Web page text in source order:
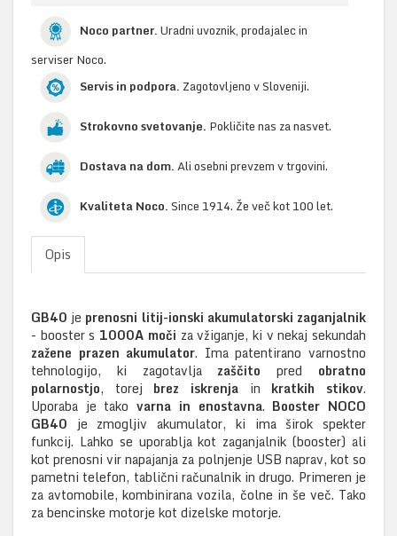
Noco partner.Uradni uvoznik, prodajalec in
serviser Noco.
Servis in podpora. Zagotovljeno v Sloveniji.
Strokovno svetovanje. Pokličite nas za nasvet.
Dostava na dom.Ali osebni prevzem v trgovini.
Kvaliteta Noco.Since 1914. Že več kot 100 let.
Opis
GB40 je prenosni litij-ionski akumulatorski zaganjalnik
- booster s 1000A moči za vžiganje, ki v nekaj sekundah
zažene prazen akumulator. Ima patentirano varnostno
tehnologijo, ki zagotavlja zaščito pred obratno
polarnostjo, torej brez iskrenja in kratkih stikov.
Uporaba je takovarna in enostavna. Booster NOCO
GB40 je zmogljiv akumulator, ki ima širok spekter
funkcij. Lahko se uporablja kot zaganjalnik (booster) ali
kot prenosni vir napajanja za polnjenje USB naprav, kot so
pametni telefon, tablični računalnik in drugo. Primeren je
za avtomobile, kombinirana vozila, čolne in še več. Tako
za bencinske motorje kot dizelske motorje.